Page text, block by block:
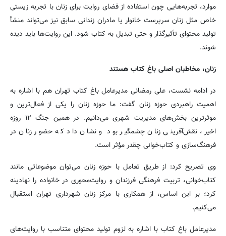
موارد، تجربه‌هایی چون استفاده از فضای روایت برای زنان با تجربه زیستی
خاص مثل زنان سرپرست خانوار یا مادران زندانی سابق نیز می‌تواند منشأ
تولید محتوای تأثیرگذار و حتی تبدیل به کتاب شود. این روایت‌ها باید دیده
شوند.
زنان، مخاطبان اصلی باغ کتاب هستند
در ادامه نشست، علی رمضانی مدیرعامل باغ کتاب تهران هم با اشاره به
اهمیت راهبردی حوزه زنان گفت: ما حوزه زنان را یکی از فعال‌ترین و
موثرترین بخش‌های مدیریت شهری می‌دانیم. در همین جنگ ۱۲ روزه
اخیر، نقش‌آفرینی زنان چشمگیر بود و نشان داد که حضور زنان در
فرهنگ‌سازی و کتاب‌خوانی چقدر مؤثر است.
وی تصریح کرد: از طریق تعامل با حوزه زنان می‌توان موضوعاتی مانند
کتاب‌خوانی، تربیت فرهنگی فرزندان و روایت‌محوری در خانواده را نهادینه
کرد؛ بر این اساس، از همکاری با مرکز زنان شهرداری تهران استقبال
می‌کنیم.
مدیرعامل باغ کتاب با اشاره به لزوم تولید محتوای متناسب با روایت‌های